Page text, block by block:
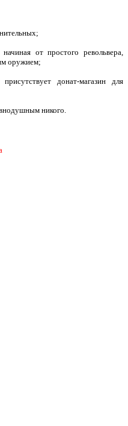
от простого револьвера,
оружием;
донат-магазин для
никого.